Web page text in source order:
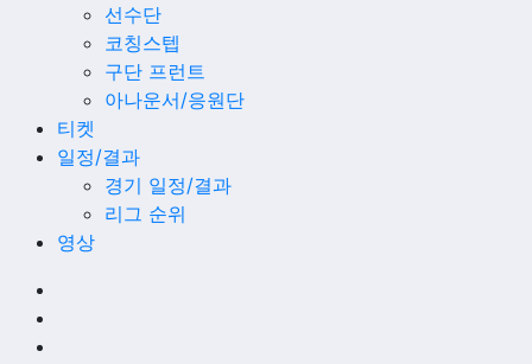
선수단
코칭스텝
구단 프런트
아나운서/응원단
티켓
일정/결과
경기 일정/결과
리그 순위
영상